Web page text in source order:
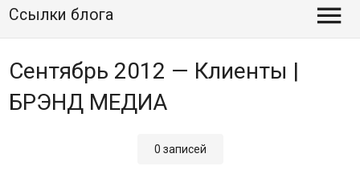
Ссылки блога 
Сентябрь 2012 — Клиенты |
БРЭНД МЕДИА
0 записей